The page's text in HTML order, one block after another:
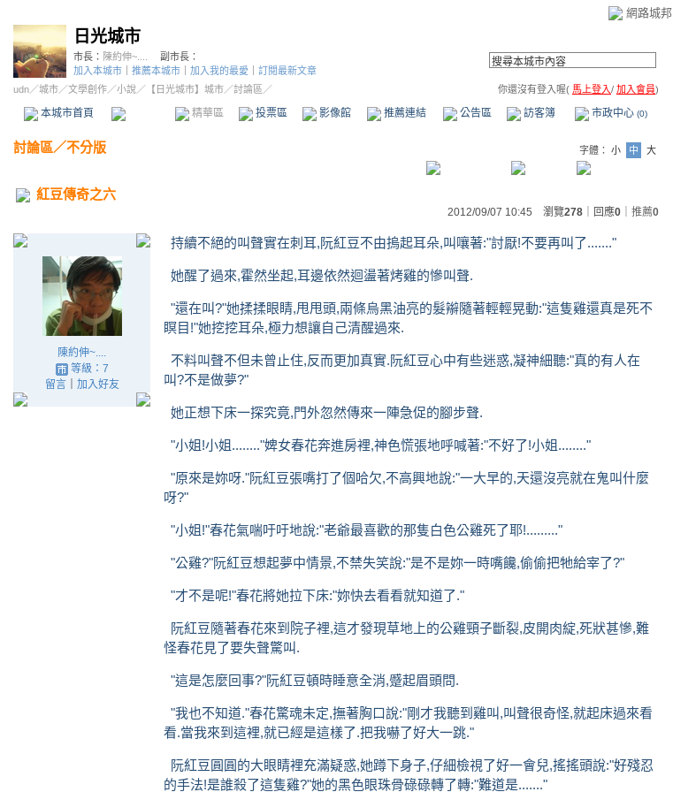
網路城邦
日光城市
市長： 陳約伸~....
副市長：
加入本城市
推薦本城市 加入我的最愛
訂閱最新文章
udn／城市／文學創作／小說／ 【日光城市】城市／討論區／ 你還沒有登入喔( 馬上登入/ 加入會員)
本城市首頁 精華區 投票區 影像館 推薦連結 公告區 訪客簿 市政中心 (0)
討論區／不分版 字體： 小 中 大
紅豆傳奇之六
2012/09/07 10:45 瀏覽278 ｜回應0 推薦0
陳約伸~....
等級：7
留言｜ 加入好友
持續不絕的叫聲實在刺耳,阮紅豆不由摀起耳朵,叫嚷著:"討厭!不要再叫了......."
她醒了過來,霍然坐起,耳邊依然迴盪著烤雞的慘叫聲.
"還在叫?"她揉揉眼睛,甩甩頭,兩條烏黑油亮的髮辮隨著輕輕晃動:"這隻雞還真是死不
瞑目!"她挖挖耳朵,極力想讓自己清醒過來.
不料叫聲不但未曾止住,反而更加真實.阮紅豆心中有些迷惑,凝神細聽:"真的有人在
叫?不是做夢?"
她正想下床一探究竟,門外忽然傳來一陣急促的腳步聲.
"小姐!小姐........"婢女春花奔進房裡,神色慌張地呼喊著:"不好了!小姐........"
"原來是妳呀."阮紅豆張嘴打了個哈欠,不高興地說:"一大早的,天還沒亮就在鬼叫什麼
呀?"
"小姐!"春花氣喘吁吁地說:"老爺最喜歡的那隻白色公雞死了耶!........."
"公雞?"阮紅豆想起夢中情景,不禁失笑說:"是不是妳一時嘴饞,偷偷把牠給宰了?"
"才不是呢!"春花將她拉下床:"妳快去看看就知道了."
阮紅豆隨著春花來到院子裡,這才發現草地上的公雞頸子斷裂,皮開肉綻,死狀甚慘,難
怪春花見了要失聲驚叫.
"這是怎麼回事?"阮紅豆頓時睡意全消,蹙起眉頭問.
"我也不知道."春花驚魂未定,撫著胸口說:"剛才我聽到雞叫,叫聲很奇怪,就起床過來看
看.當我來到這裡,就已經是這樣了.把我嚇了好大一跳."
阮紅豆圓圓的大眼睛裡充滿疑惑,她蹲下身子,仔細檢視了好一會兒,搖搖頭說:"好殘忍
的手法!是誰殺了這隻雞?"她的黑色眼珠骨碌碌轉了轉:"難道是......."